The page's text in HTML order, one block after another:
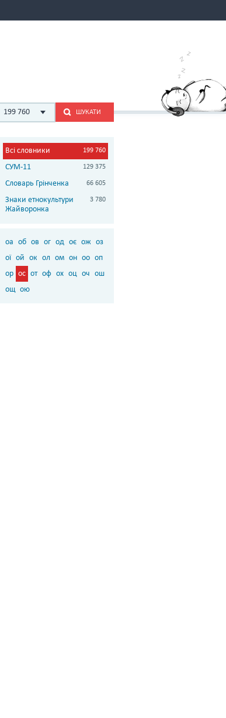
199 760 ШУКАТИ
Всі словники 199 760
СУМ-11 129 375
Словарь Грінченка 66 605
Знаки етнокультури
Жайворонка
3 780
оа об ов ог од оє ож оз
ої ой ок ол ом он оо оп
ор ос от оф ох оц оч ош
ощ ою